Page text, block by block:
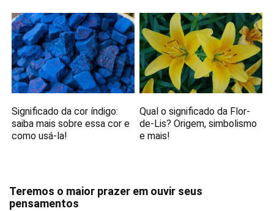
Significado da cor índigo:
saiba mais sobre essa cor e
como usá-la!
Qual o significado da Flor-
de-Lis? Origem, simbolismo
e mais!
Teremos o maior prazer em ouvir seus
pensamentos